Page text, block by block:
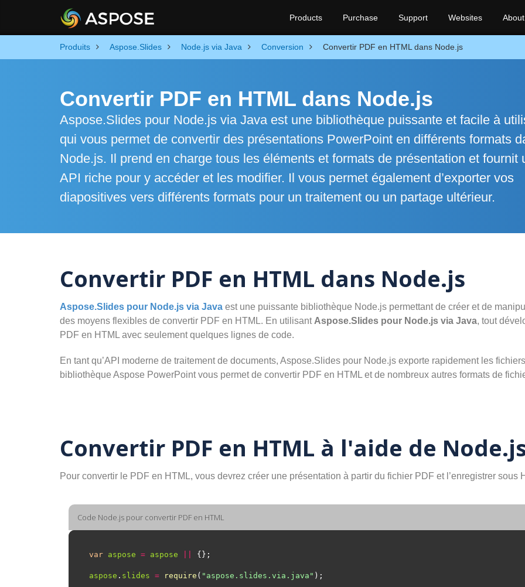
Products Purchase Support Websites About
Produits Aspose.Slides Node.js via Java Conversion Convertir PDF en HTML dans Node.js
Convertir PDF en HTML dans Node.js
Aspose.Slides pour Node.js via Java est une bibliothèque puissante et facile à
qui vous permet de convertir des présentations PowerPoint en différents formats
Node.js. Il prend en charge tous les éléments et formats de présentation et fournit
API riche pour y accéder et les modifier. Il vous permet également d’exporter vos
diapositives vers différents formats pour un traitement ou un partage ultérieur.
Convertir PDF en HTML dans Node.js
Aspose.Slides pour Node.js via Java est une puissante bibliothèque Node.js permettant de créer et de
des moyens flexibles de convertir PDF en HTML. En utilisant Aspose.Slides pour Node.js via Java, tout
PDF en HTML avec seulement quelques lignes de code.
En tant qu’API moderne de traitement de documents, Aspose.Slides pour Node.js exporte rapidement les
bibliothèque Aspose PowerPoint vous permet de convertir PDF en HTML et de nombreux autres formats de
Convertir PDF en HTML à l'aide de
Pour convertir le PDF en HTML, vous devrez créer une présentation à partir du fichier PDF et l’enregistrer sous
Code Node.js pour convertir PDF en HTML
var aspose = aspose
aspose . slides = require ( "aspose.slides.via.java"